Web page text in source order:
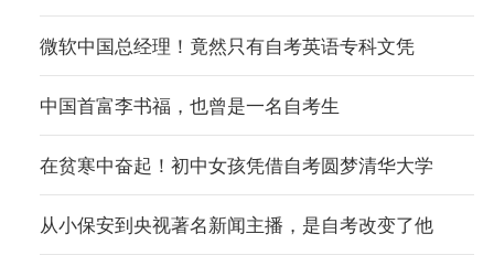
微软中国总经理！竟然只有自考英语专科文凭
中国首富李书福，也曾是一名自考生
在贫寒中奋起！初中女孩凭借自考圆梦清华大学
从小保安到央视著名新闻主播，是自考改变了他